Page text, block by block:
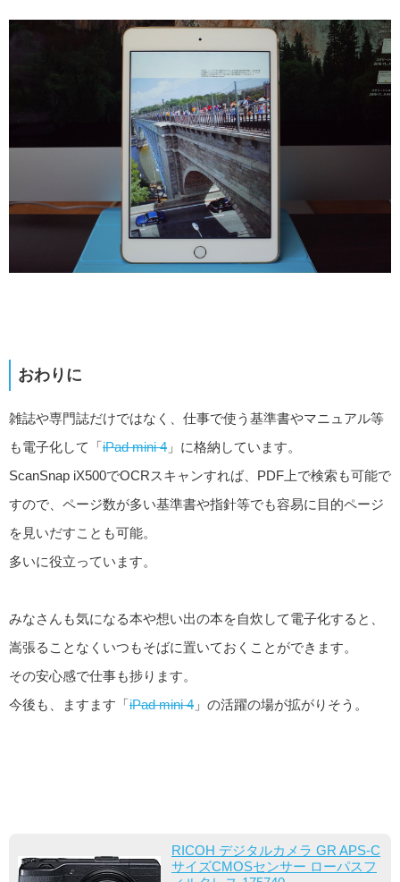
おわりに
雑誌や専門誌だけではなく、仕事で使う基準書やマニュアル等
も電子化して「iPad mini 4 」に格納しています。
ScanSnap iX500でOCRスキャンすれば、PDF上で検索も可能で
すので、ページ数が多い基準書や指針等でも容易に目的ページ
を見いだすことも可能。
多いに役立っています。
みなさんも気になる本や想い出の本を自炊して電子化すると、
嵩張ることなくいつもそばに置いておくことができます。
その安心感で仕事も捗ります。
今後も、ますます「iPad mini 4 」の活躍の場が拡がりそう。
RICOH デジタルカメラ GR APS-C
サイズCMOSセンサー ローパスフ